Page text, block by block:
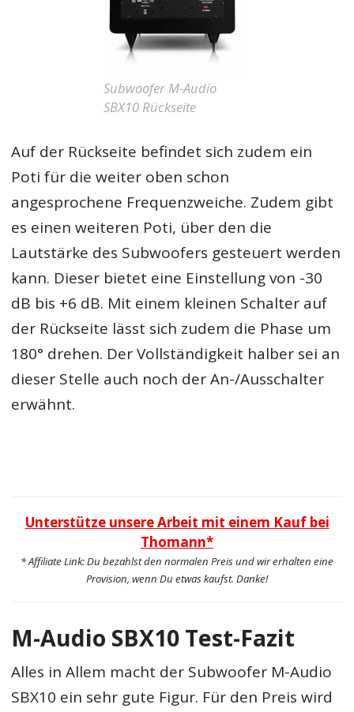
Subwoofer M-Audio
SBX10 Rückseite
Auf der Rückseite befindet sich zudem ein
Poti für die weiter oben schon
angesprochene Frequenzweiche. Zudem gibt
es einen weiteren Poti, über den die
Lautstärke des Subwoofers gesteuert werden
kann. Dieser bietet eine Einstellung von -30
dB bis +6 dB. Mit einem kleinen Schalter auf
der Rückseite lässt sich zudem die Phase um
180° drehen. Der Vollständigkeit halber sei an
dieser Stelle auch noch der An-/Ausschalter
erwähnt.
Unterstütze unsere Arbeit mit einem Kauf bei
Thomann*
* Affiliate Link: Du bezahlst den normalen Preis und wir erhalten eine
Provision, wenn Du etwas kaufst. Danke!
M-Audio SBX10 Test-Fazit
Alles in Allem macht der Subwoofer M-Audio
SBX10 ein sehr gute Figur. Für den Preis wird